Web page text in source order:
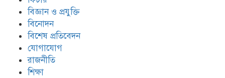
বিজ্ঞান ও প্রযুক্তি
বিনোদন
বিশেষ প্রতিবেদন
যোগাযোগ
রাজনীতি
শিক্ষা